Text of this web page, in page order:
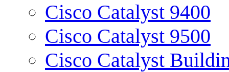
Cisco Catalyst 9400
Cisco Catalyst 9500
Cisco Catalyst